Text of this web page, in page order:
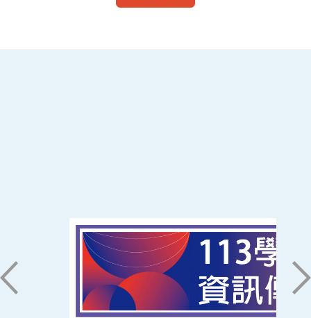
71005 台南市永康區南台街一號
06-2533131 ext. 7101
ic@stust.edu.tw
辦公時間